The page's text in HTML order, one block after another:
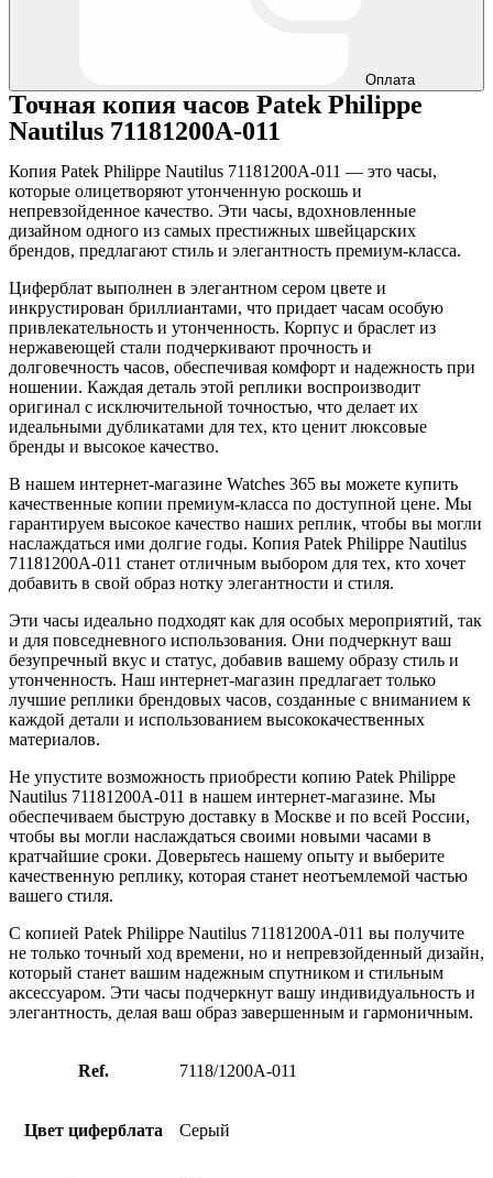
Оплата
Точная копия часов Patek Philippe
Nautilus 71181200A-011
Копия Patek Philippe Nautilus 71181200A-011 — это часы,
которые олицетворяют утонченную роскошь и
непревзойденное качество. Эти часы, вдохновленные
дизайном одного из самых престижных швейцарских
брендов, предлагают стиль и элегантность премиум-класса.
Циферблат выполнен в элегантном сером цвете и
инкрустирован бриллиантами, что придает часам особую
привлекательность и утонченность. Корпус и браслет из
нержавеющей стали подчеркивают прочность и
долговечность часов, обеспечивая комфорт и надежность при
ношении. Каждая деталь этой реплики воспроизводит
оригинал с исключительной точностью, что делает их
идеальными дубликатами для тех, кто ценит люксовые
бренды и высокое качество.
В нашем интернет-магазине Watches 365 вы можете купить
качественные копии премиум-класса по доступной цене. Мы
гарантируем высокое качество наших реплик, чтобы вы могли
наслаждаться ими долгие годы. Копия Patek Philippe Nautilus
71181200A-011 станет отличным выбором для тех, кто хочет
добавить в свой образ нотку элегантности и стиля.
Эти часы идеально подходят как для особых мероприятий, так
и для повседневного использования. Они подчеркнут ваш
безупречный вкус и статус, добавив вашему образу стиль и
утонченность. Наш интернет-магазин предлагает только
лучшие реплики брендовых часов, созданные с вниманием к
каждой детали и использованием высококачественных
материалов.
Не упустите возможность приобрести копию Patek Philippe
Nautilus 71181200A-011 в нашем интернет-магазине. Мы
обеспечиваем быструю доставку в Москве и по всей России,
чтобы вы могли наслаждаться своими новыми часами в
кратчайшие сроки. Доверьтесь нашему опыту и выберите
качественную реплику, которая станет неотъемлемой частью
вашего стиля.
С копией Patek Philippe Nautilus 71181200A-011 вы получите
не только точный ход времени, но и непревзойденный дизайн,
который станет вашим надежным спутником и стильным
аксессуаром. Эти часы подчеркнут вашу индивидуальность и
элегантность, делая ваш образ завершенным и гармоничным.
Ref. 7118/1200A-011
Цвет циферблата Серый